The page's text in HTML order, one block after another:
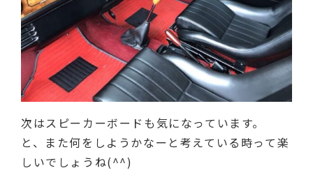
次はスピーカーボードも気になっています。
と、また何をしようかなーと考えている時って楽
しいでしょうね(^^)